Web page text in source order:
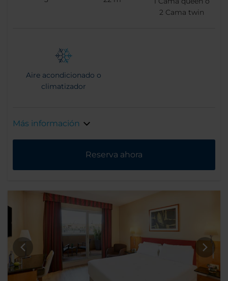
2 Cama twin
Aire acondicionado o
climatizador
Más información
Reserva ahora